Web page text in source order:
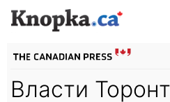
Власти